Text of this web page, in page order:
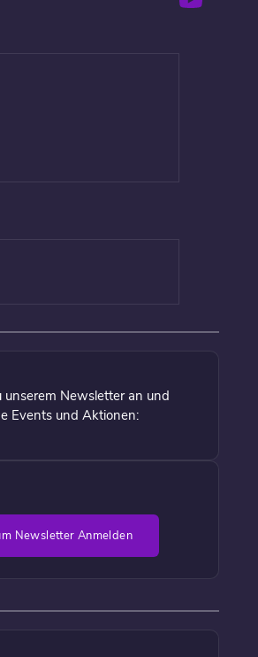
unserem Newsletter an und
Events und Aktionen:
Newsletter Anmelden